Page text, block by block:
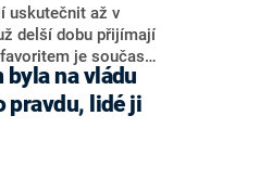
s odchodem
Česko není
uskutečnit až v
delší dobu přijímají
je současná
ním pak bookmakeři
tedy premiéra
Karla Havlíčka.
je poslanec za
Kubáček nicméně
byla na vládu
pravdu, lidé ji